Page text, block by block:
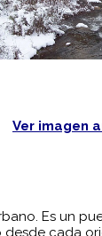
Ver imagen
Es un
cada